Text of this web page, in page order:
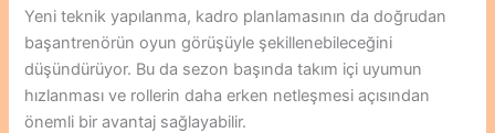
Yeni teknik yapılanma, kadro planlamasının da doğrudan
başantrenörün oyun görüşüyle şekillenebileceğini
düşündürüyor. Bu da sezon başında takım içi uyumun
hızlanması ve rollerin daha erken netleşmesi açısından
önemli bir avantaj sağlayabilir.